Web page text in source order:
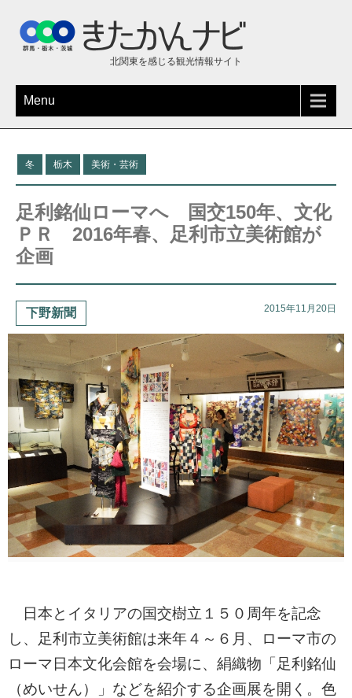
北関東を感じる観光情報サイト
Menu
冬 栃木 美術・芸術
足利銘仙ローマへ 国交150年、文化
ＰＲ 2016年春、足利市立美術館が
企画
下野新聞 2015年11月20日
日本とイタリアの国交樹立１５０周年を記念
し、足利市立美術館は来年４～６月、ローマ市の
ローマ日本文化会館を会場に、絹織物「足利銘仙
（めいせん）」などを紹介する企画展を開く。色